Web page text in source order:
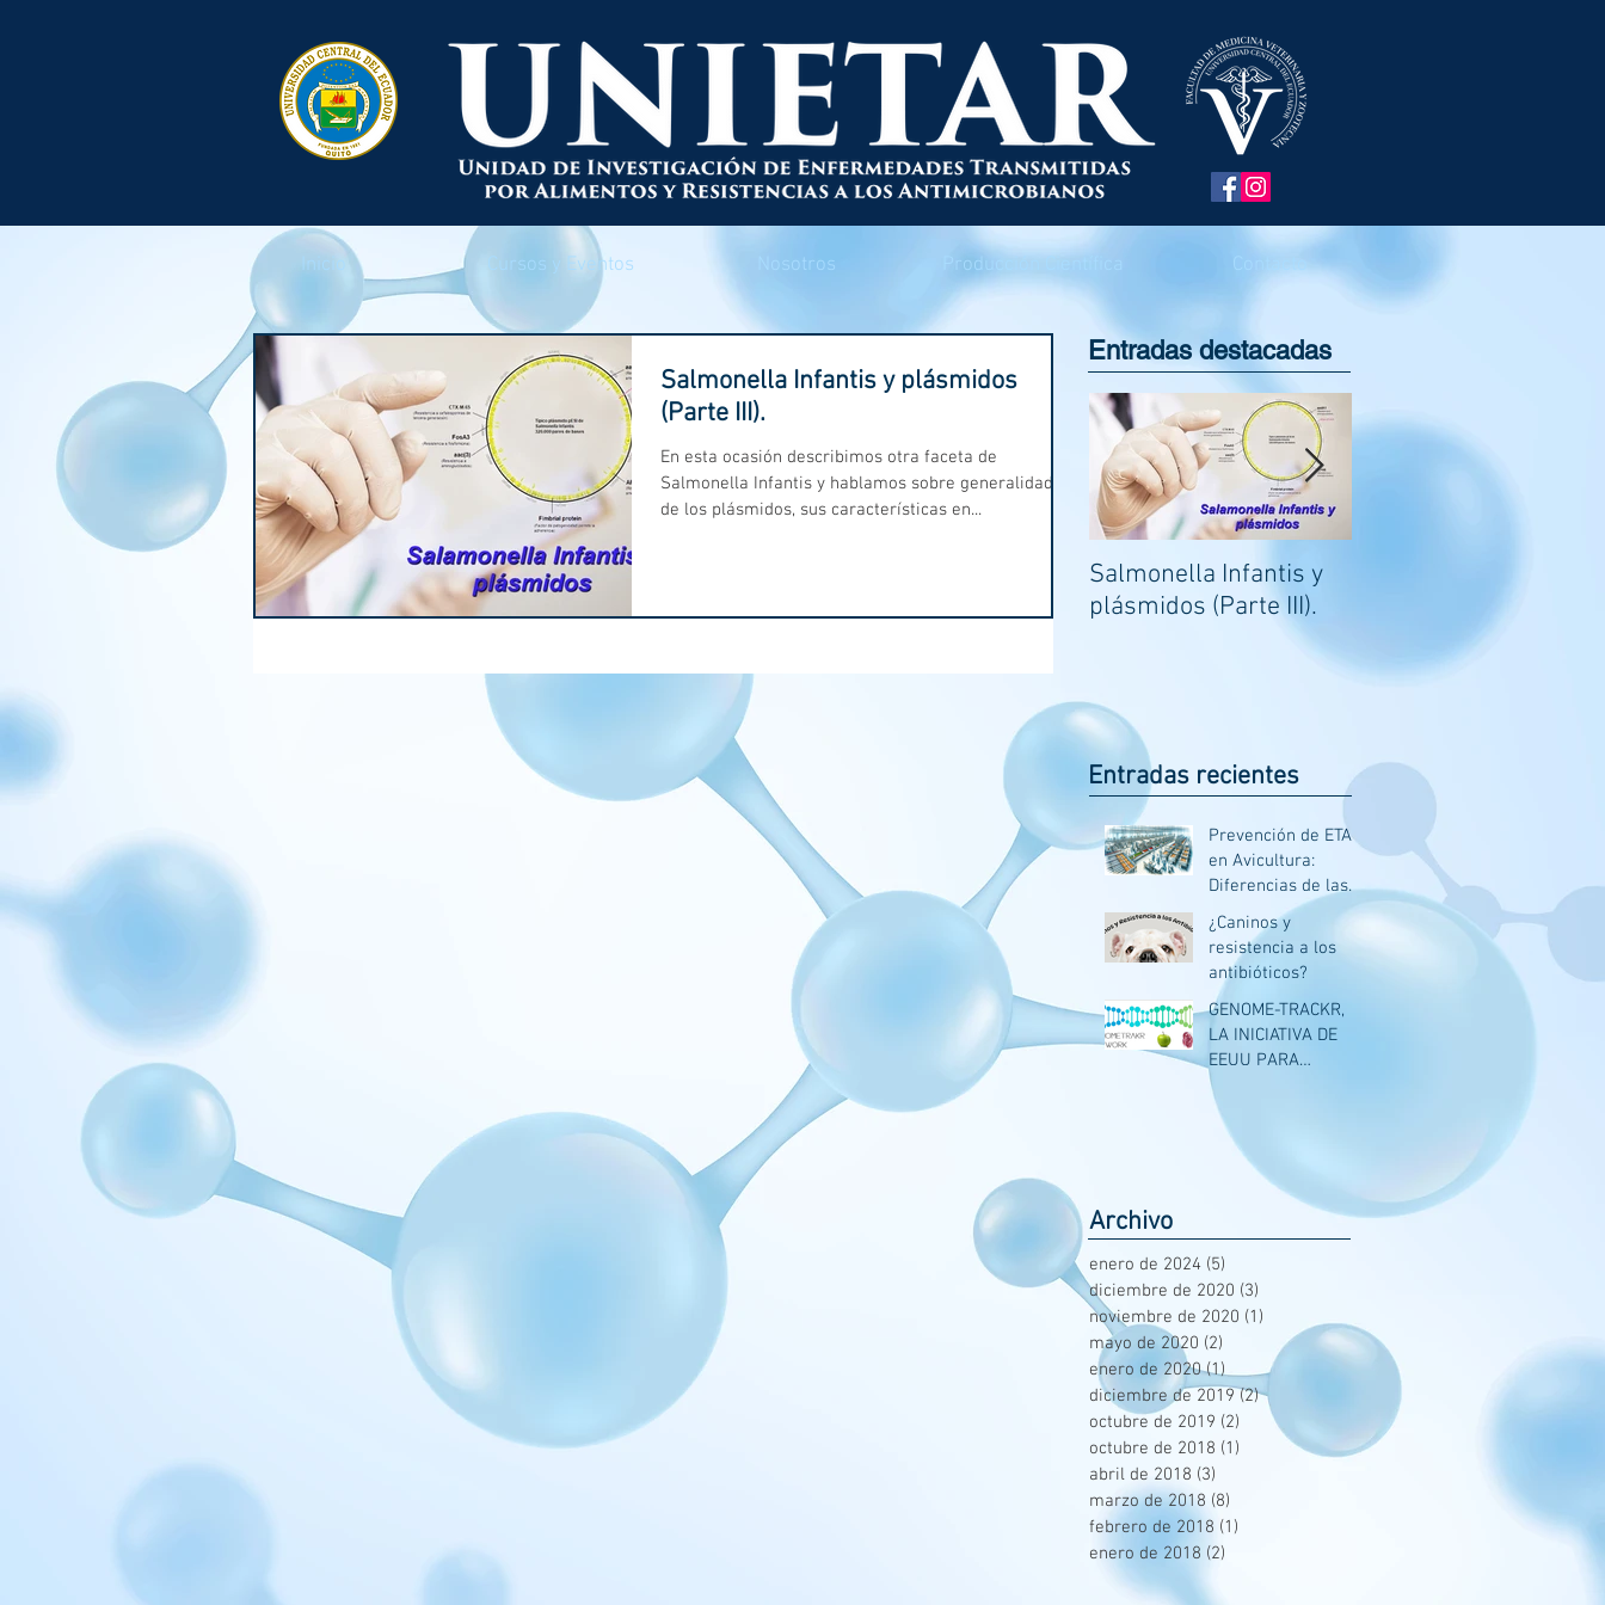
Cursos y Eventos Nosotros Producción Científica
Salmonella Infantis y plásmidos
(Parte III).
En esta ocasión describimos otra faceta de
Salmonella Infantis y hablamos sobre generalidades
de los plásmidos, sus características en...
Entradas destacadas
Salmonella Infantis y
plásmidos (Parte III).
integraciones avícolas
Entradas recientes
Prevención de ETAs
en Avicultura:
Diferencias de las
Prácticas entre
Estados Unidos y
Europa
¿Caninos y
resistencia a los
antibióticos?
GENOME-TRACKR,
LA INICIATIVA DE
EEUU PARA
MONITOREAR
PATÓGENOS
ALIMENTARIOS.
Archivo
enero de 2024 (5)
diciembre de 2020 (3)
noviembre de 2020 (1)
mayo de 2020 (2) 2 entradas
enero de 2020 (1)1 entrada
diciembre de 2019 (2)2 entradas
octubre de 2019 (2) 2 entradas
octubre de 2018 (1) 1 entrada
abril de 2018 (3)
marzo de 2018 (8)
febrero de 2018 (1)
enero de 2018 (2)